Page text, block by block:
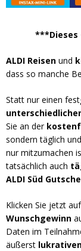
***Dieses
ALDI Reisen und
dass so manche
Statt nur einen
Sie an der
sondern täglich
nur mitzumachen
tatsächlich auch
ALDI Süd
Klicken Sie jetzt
Wunschgewinn
Daten im
äußerst